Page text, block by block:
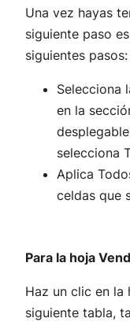
Una vez hayas
siguiente paso
siguientes pasos:
Selecciona
en la
selecciona
Aplica
celdas que
Para la hoja
Haz un clic en la
siguiente tabla,